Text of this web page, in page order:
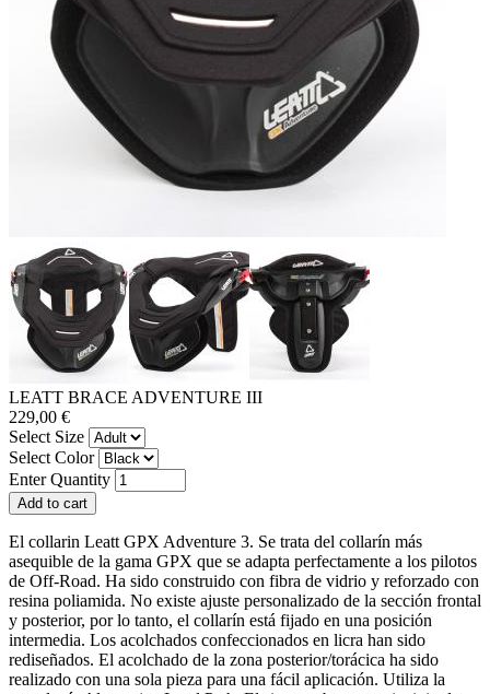
LEATT BRACE ADVENTURE III
229,00 €
Select Size
Select Color
Enter Quantity
El collarin Leatt GPX Adventure 3. Se trata del collarín más
asequible de la gama GPX que se adapta perfectamente a los pilotos
de Off-Road. Ha sido construido con fibra de vidrio y reforzado con
resina poliamida. No existe ajuste personalizado de la sección frontal
y posterior, por lo tanto, el collarín está fijado en una posición
intermedia. Los acolchados confeccionados en licra han sido
rediseñados. El acolchado de la zona posterior/torácica ha sido
realizado con una sola pieza para una fácil aplicación. Utiliza la